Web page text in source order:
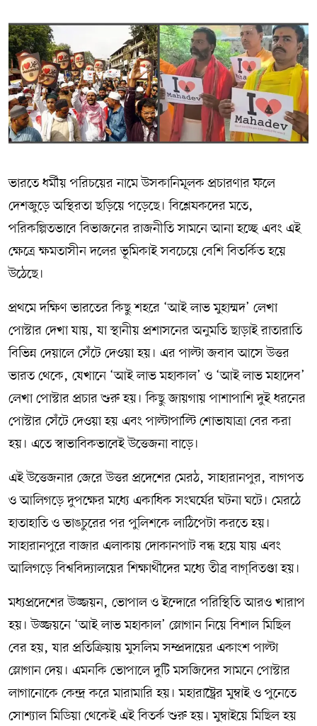
ভারতে ধর্মীয় পরিচয়ের নামে উসকানিমূলক প্রচারণার ফলে
দেশজুড়ে অস্থিরতা ছড়িয়ে পড়েছে। বিশ্লেষকদের মতে,
পরিকল্পিতভাবে বিভাজনের রাজনীতি সামনে আনা হচ্ছে এবং এই
ক্ষেত্রে ক্ষমতাসীন দলের ভূমিকাই সবচেয়ে বেশি বিতর্কিত হয়ে
উঠেছে।
প্রথমে দক্ষিণ ভারতের কিছু শহরে ‘আই লাভ মুহাম্মদ’ লেখা
পোস্টার দেখা যায়, যা স্থানীয় প্রশাসনের অনুমতি ছাড়াই রাতারাতি
বিভিন্ন দেয়ালে সেঁটে দেওয়া হয়। এর পাল্টা জবাব আসে উত্তর
ভারত থেকে, যেখানে ‘আই লাভ মহাকাল’ ও ‘আই লাভ মহাদেব’
লেখা পোস্টার প্রচার শুরু হয়। কিছু জায়গায় পাশাপাশি দুই ধরনের
পোস্টার সেঁটে দেওয়া হয় এবং পাল্টাপাল্টি শোভাযাত্রা বের করা
হয়। এতে স্বাভাবিকভাবেই উত্তেজনা বাড়ে।
এই উত্তেজনার জেরে উত্তর প্রদেশের মেরঠ, সাহারানপুর, বাগপত
ও আলিগড়ে দুপক্ষের মধ্যে একাধিক সংঘর্ষের ঘটনা ঘটে। মেরঠে
হাতাহাতি ও ভাঙচুরের পর পুলিশকে লাঠিপেটা করতে হয়।
সাহারানপুরে বাজার এলাকায় দোকানপাট বন্ধ হয়ে যায় এবং
আলিগড়ে বিশ্ববিদ্যালয়ের শিক্ষার্থীদের মধ্যে তীব্র বাগ্‌বিতণ্ডা হয়।
মধ্যপ্রদেশের উজ্জয়ন, ভোপাল ও ইন্দোরে পরিস্থিতি আরও খারাপ
হয়। উজ্জয়নে ‘আই লাভ মহাকাল’ স্লোগান নিয়ে বিশাল মিছিল
বের হয়, যার প্রতিক্রিয়ায় মুসলিম সম্প্রদায়ের একাংশ পাল্টা
স্লোগান দেয়। এমনকি ভোপালে দুটি মসজিদের সামনে পোস্টার
লাগানোকে কেন্দ্র করে মারামারি হয়। মহারাষ্ট্রের মুম্বাই ও পুনেতে
সোশ্যাল মিডিয়া থেকেই এই বিতর্ক শুরু হয়। মুম্বাইয়ে মিছিল হয়